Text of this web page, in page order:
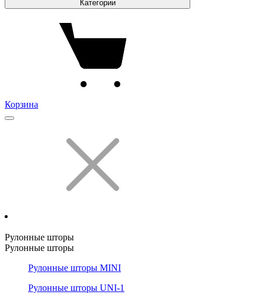
Категории
Корзина
Рулонные шторы
Рулонные шторы
Рулонные шторы MINI
Рулонные шторы UNI-1